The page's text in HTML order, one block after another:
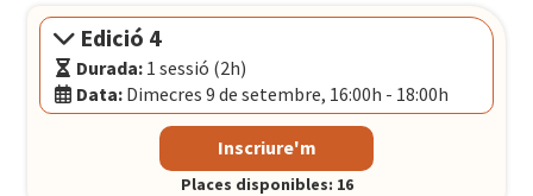
El Convent- Plaça Pons i Clerch, 2, 1r BARCELONA
Edició 4
Durada: 1 sessió (2h)
Data: Dimecres 9 de setembre, 16:00h - 18:00h
Modalitat:Sessió presencial
Català
Places disponibles: 16
Inscriure'm